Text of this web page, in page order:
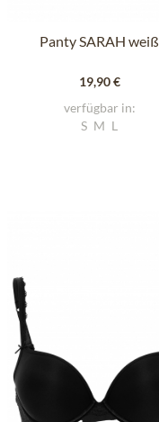
Panty SARAH weiß
19,90 €
verfügbar in:
S M L